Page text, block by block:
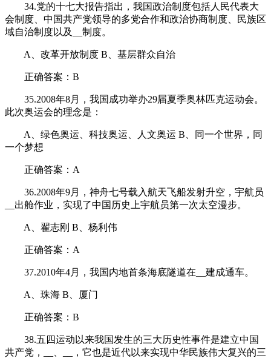
34.党的十七大报告指出，我国政治制度包括人民代表大
会制度、中国共产党领导的多党合作和政治协商制度、民族区
域自治制度以及__制度。
A、改革开放制度 B、基层群众自治
正确答案：B
35.2008年8月，我国成功举办29届夏季奥林匹克运动会。
此次奥运会的理念是：
A、绿色奥运、科技奥运、人文奥运 B、同一个世界，同
一个梦想
正确答案：A
36.2008年9月，神舟七号载入航天飞船发射升空，宇航员
__出舱作业，实现了中国历史上宇航员第一次太空漫步。
A、翟志刚 B、杨利伟
正确答案：A
37.2010年4月，我国内地首条海底隧道在__建成通车。
A、珠海 B、厦门
正确答案：B
38.五四运动以来我国发生的三大历史性事件是建立中国
共产党，__、__，它也是近代以来实现中华民族伟大复兴的三